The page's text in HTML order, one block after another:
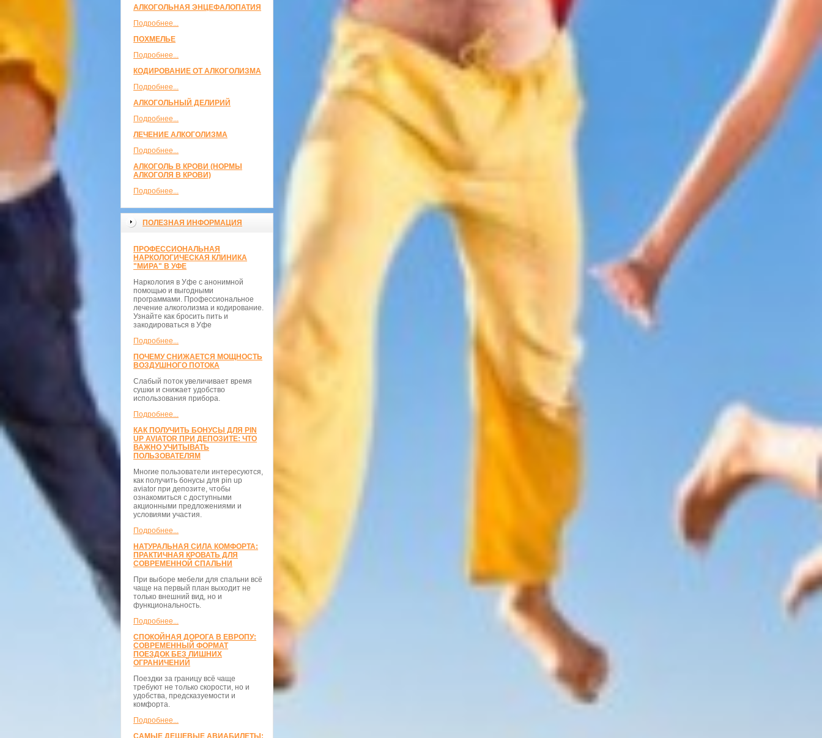
АЛКОГОЛЬНАЯ ЭНЦЕФАЛОПАТИЯ
Подробнее...
ПОХМЕЛЬЕ
Подробнее...
КОДИРОВАНИЕ ОТ АЛКОГОЛИЗМА
Подробнее...
АЛКОГОЛЬНЫЙ ДЕЛИРИЙ
Подробнее...
ЛЕЧЕНИЕ АЛКОГОЛИЗМА
Подробнее...
АЛКОГОЛЬ В КРОВИ (НОРМЫ
АЛКОГОЛЯ В КРОВИ)
Подробнее...
ПОЛЕЗНАЯ ИНФОРМАЦИЯ
ПРОФЕССИОНАЛЬНАЯ
НАРКОЛОГИЧЕСКАЯ КЛИНИКА
"МИРА" В УФЕ
Наркология в Уфе с анонимной
помощью и выгодными
программами. Профессиональное
лечение алкоголизма и кодирование.
Узнайте как бросить пить и
закодироваться в Уфе
Подробнее...
ПОЧЕМУ СНИЖАЕТСЯ МОЩНОСТЬ
ВОЗДУШНОГО ПОТОКА
Слабый поток увеличивает время
сушки и снижает удобство
использования прибора.
Подробнее...
КАК ПОЛУЧИТЬ БОНУСЫ ДЛЯ PIN
UP AVIATOR ПРИ ДЕПОЗИТЕ: ЧТО
ВАЖНО УЧИТЫВАТЬ
ПОЛЬЗОВАТЕЛЯМ
Многие пользователи интересуются,
как получить бонусы для pin up
aviator при депозите, чтобы
ознакомиться с доступными
акционными предложениями и
условиями участия.
Подробнее...
НАТУРАЛЬНАЯ СИЛА КОМФОРТА:
ПРАКТИЧНАЯ КРОВАТЬ ДЛЯ
СОВРЕМЕННОЙ СПАЛЬНИ
При выборе мебели для спальни всё
чаще на первый план выходит не
только внешний вид, но и
функциональность.
Подробнее...
СПОКОЙНАЯ ДОРОГА В ЕВРОПУ:
СОВРЕМЕННЫЙ ФОРМАТ
ПОЕЗДОК БЕЗ ЛИШНИХ
ОГРАНИЧЕНИЙ
Поездки за границу всё чаще
требуют не только скорости, но и
удобства, предсказуемости и
комфорта.
Подробнее...
САМЫЕ ДЕШЕВЫЕ АВИАБИЛЕТЫ: